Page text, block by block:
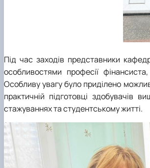
Під час заходів представники
особливостями професії
Особливу увагу було приділено
практичній підготовці здобувачів
стажуваннях та студентському житті.